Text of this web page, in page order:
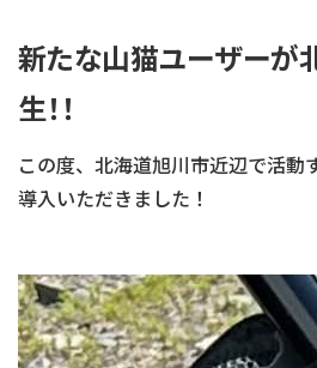
新たな山猫ユーザーが
生！！
この度、北海道旭川市近辺で活動
導入いただきました！